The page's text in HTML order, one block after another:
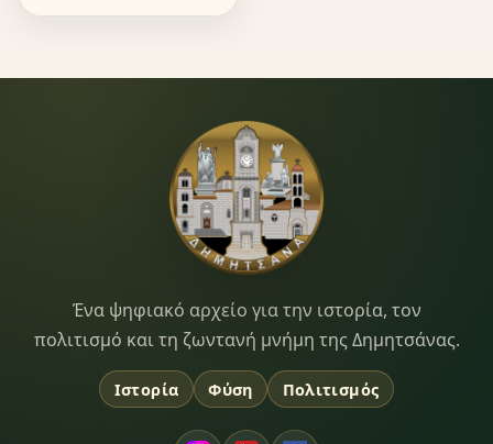
Dimitsana.gr
Ένα ψηφιακό αρχείο για την ιστορία, τον
πολιτισμό και τη ζωντανή μνήμη της Δημητσάνας.
Ιστορία Φύση Πολιτισμός